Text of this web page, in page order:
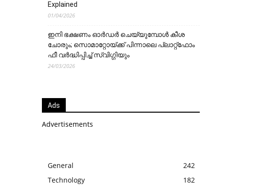
Explained
01/04/2026
ഇനി ഭക്ഷണം ഓർഡർ ചെയ്യുമ്പോൾ കീശ
ചോരും; സൊമാറ്റോയ്ക്ക് പിന്നാലെ പ്ലാറ്റ്‌ഫോം
ഫീ വർദ്ധിപ്പിച്ച് സ്വിഗ്ഗിയും
24/03/2026
Ads
Advertisements
General
242
Technology
182